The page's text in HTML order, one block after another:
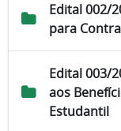
Edital 002/
para
Edital 003/
aos
Estudantil